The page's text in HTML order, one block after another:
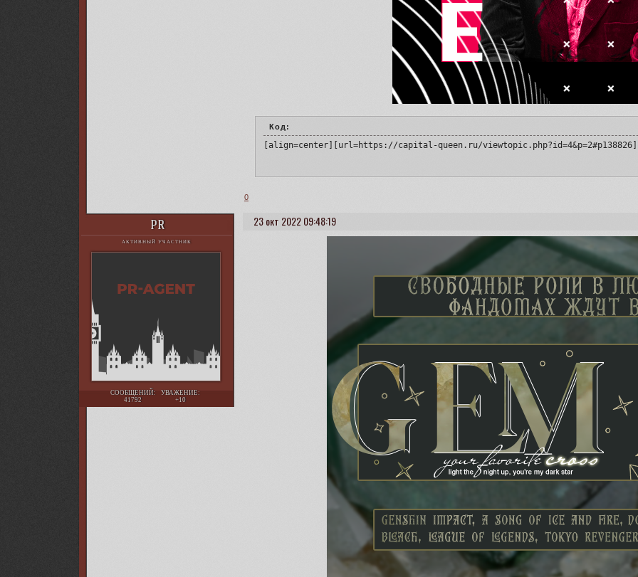
Код:
[align=center][url=https://capital-queen.ru/
0
23 окт 2022 09:48:19
PR
АКТИВНЫЙ УЧАСТНИК
СООБЩЕНИЙ:
41792
УВАЖЕНИЕ:
+10